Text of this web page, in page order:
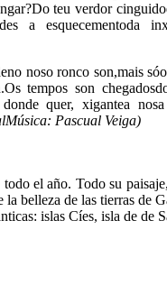
teu verdor
a esquecementoda
noso ronco son,mais
tempos son
quer, xigantea
Pascual Veiga)
el año. Todo su
belleza de las tierras de
islas Cíes, isla de de